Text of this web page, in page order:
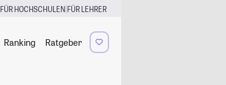
FÜR HOCHSCHULEN|FÜR LEHRER
Ranking Ratgeber